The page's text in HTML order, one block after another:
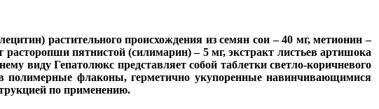
растительного происхождения из семян сои – 40 мг, метионин –
пятнистой (силимарин) – 5 мг, экстракт листьев артишока
виду Гепатолюкс представляет собой таблетки светло-коричневого
флаконы, герметично укупоренные навинчивающимися
по применению.